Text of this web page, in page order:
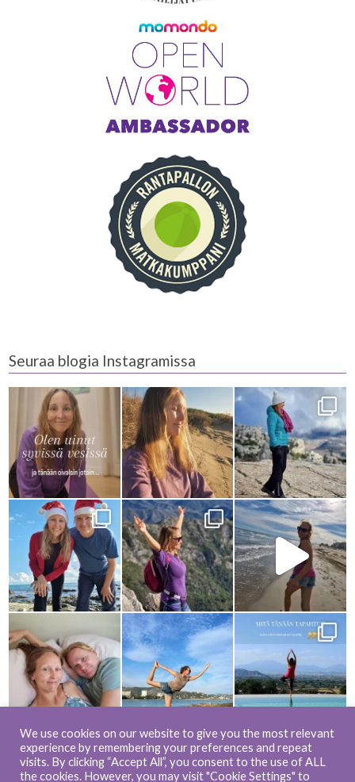
Seuraa blogia Instagramissa
We use cookies on our website to give you the most relevant
experience by remembering your preferences and repeat
visits. By clicking “Accept All”, you consent to the use of ALL
the cookies. However, you may visit "Cookie Settings" to